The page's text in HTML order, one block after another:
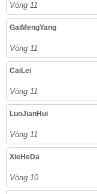
Vòng 11
GaiMengYang
Vòng 11
CaiLei
Vòng 11
LuoJianHui
Vòng 11
XieHeDa
Vòng 10